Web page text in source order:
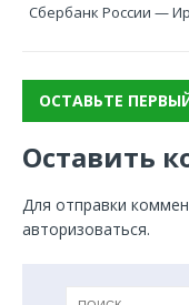
Сбербанк России —
ОСТАВЬТЕ
Оставить
Для отправки
авторизоваться.